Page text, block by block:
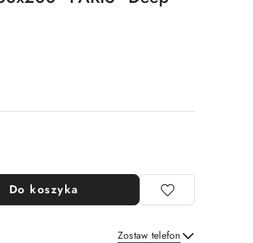
Do koszyka
Zostaw telefon